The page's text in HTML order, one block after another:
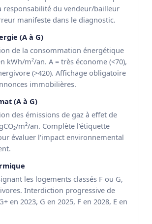
responsabilité du vendeur/bailleur
manifeste dans le diagnostic.
(A à G)
de la consommation énergétique
kWh/m²/an. A = très économe (<70),
(>420). Affichage obligatoire
immobilières.
(A à G)
des émissions de gaz à effet de
m²/an. Complète l'étiquette
évaluer l'impact environnemental
les logements classés F ou G,
Interdiction progressive de
en 2023, G en 2025, F en 2028, E en